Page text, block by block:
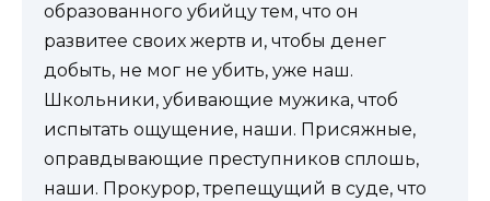
образованного убийцу тем, что он
развитее своих жертв и, чтобы денег
добыть, не мог не убить, уже наш.
Школьники, убивающие мужика, чтоб
испытать ощущение, наши. Присяжные,
оправдывающие преступников сплошь,
наши. Прокурор, трепещущий в суде, что